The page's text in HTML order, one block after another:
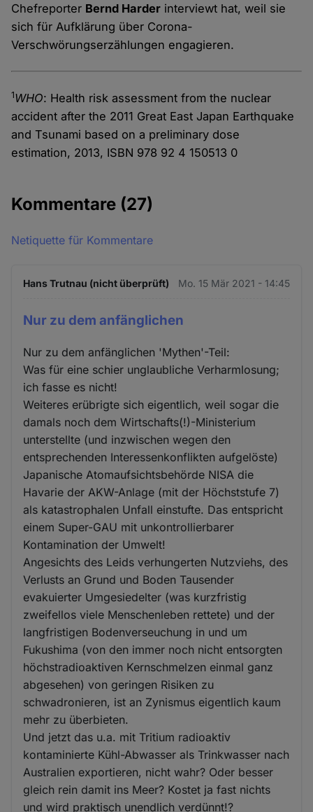
Chefreporter Bernd Harder interviewt hat, weil sie
sich für Aufklärung über Corona-
Verschwörungserzählungen engagieren.
1WHO: Health risk assessment from the nuclear
accident after the 2011 Great East Japan Earthquake
and Tsunami based on a preliminary dose
estimation, 2013, ISBN 978 92 4 150513 0
Kommentare (27)
Netiquette für Kommentare
Hans Trutnau (nicht überprüft) Mo. 15 Mär 2021 - 14:45
Nur zu dem anfänglichen
Nur zu dem anfänglichen 'Mythen'-Teil:
Was für eine schier unglaubliche Verharmlosung;
ich fasse es nicht!
Weiteres erübrigte sich eigentlich, weil sogar die
damals noch dem Wirtschafts(!)-Ministerium
unterstellte (und inzwischen wegen den
entsprechenden Interessenkonflikten aufgelöste)
Japanische Atomaufsichtsbehörde NISA die
Havarie der AKW-Anlage (mit der Höchststufe 7)
als katastrophalen Unfall einstufte. Das entspricht
einem Super-GAU mit unkontrollierbarer
Kontamination der Umwelt!
Angesichts des Leids verhungerten Nutzviehs, des
Verlusts an Grund und Boden Tausender
evakuierter Umgesiedelter (was kurzfristig
zweifellos viele Menschenleben rettete) und der
langfristigen Bodenverseuchung in und um
Fukushima (von den immer noch nicht entsorgten
höchstradioaktiven Kernschmelzen einmal ganz
abgesehen) von geringen Risiken zu
schwadronieren, ist an Zynismus eigentlich kaum
mehr zu überbieten.
Und jetzt das u.a. mit Tritium radioaktiv
kontaminierte Kühl-Abwasser als Trinkwasser nach
Australien exportieren, nicht wahr? Oder besser
gleich rein damit ins Meer? Kostet ja fast nichts
und wird praktisch unendlich verdünnt!?